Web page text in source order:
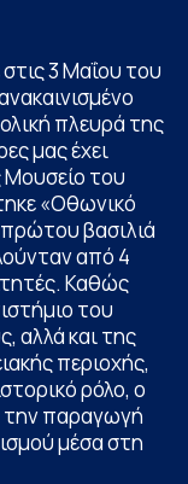
3 Μαΐου του
πλευρά της
μας έχει
Μουσείο του
«Οθωνικό
βασιλιά
από 4
Καθώς
του
αλλά και της
περιοχής,
ρόλο, ο
την παραγωγή
μέσα στη